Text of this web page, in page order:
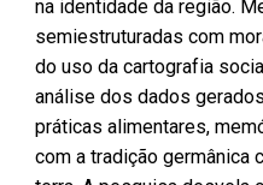
na identidade da região.
semiestruturadas com
do uso da cartografia
análise dos dados
práticas alimentares,
com a tradição germânica